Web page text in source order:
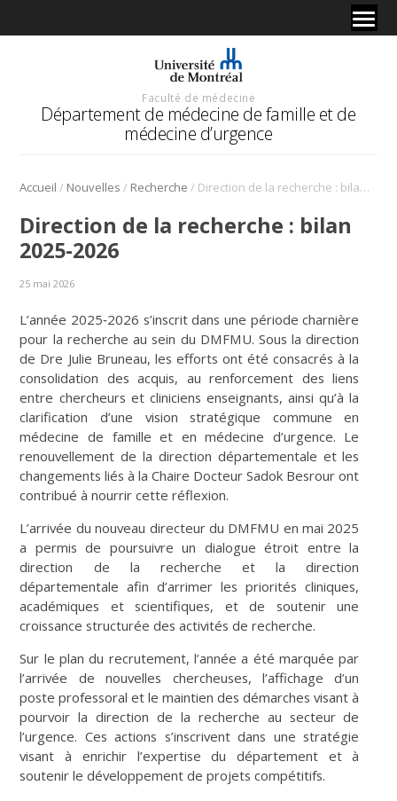
Faculté de médecine
Département de médecine de famille et de
médecine d’urgence
Accueil / Nouvelles / Recherche / Direction de la recherche : bilan 2025-2026
Direction de la recherche : bilan
2025-2026
25 mai 2026
L’année 2025‑2026 s’inscrit dans une période charnière
pour la recherche au sein du DMFMU. Sous la direction
de Dre Julie Bruneau, les efforts ont été consacrés à la
consolidation des acquis, au renforcement des liens
entre chercheurs et cliniciens enseignants, ainsi qu’à la
clarification d’une vision stratégique commune en
médecine de famille et en médecine d’urgence. Le
renouvellement de la direction départementale et les
changements liés à la Chaire Docteur Sadok Besrour ont
contribué à nourrir cette réflexion.
L’arrivée du nouveau directeur du DMFMU en mai 2025
a permis de poursuivre un dialogue étroit entre la
direction de la recherche et la direction
départementale afin d’arrimer les priorités cliniques,
académiques et scientifiques, et de soutenir une
croissance structurée des activités de recherche.
Sur le plan du recrutement, l’année a été marquée par
l’arrivée de nouvelles chercheuses, l’affichage d’un
poste professoral et le maintien des démarches visant à
pourvoir la direction de la recherche au secteur de
l’urgence. Ces actions s’inscrivent dans une stratégie
visant à enrichir l’expertise du département et à
soutenir le développement de projets compétitifs.